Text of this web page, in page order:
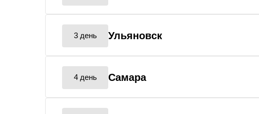
3 день Ульяновск
4 день Самара